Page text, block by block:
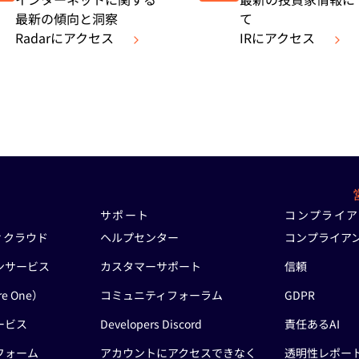
最新の傾向と洞察
Radarにアクセス
て
IRにアクセス
ラウド
サービス
One）
ビス
ォーム
サポート
ヘルプセンター
カスタマーサポート
コミュニティフォーラム
Developers Discord
アカウントにアクセスできなく
コンプライ
コンプライア
信頼
GDPR
責任あるAI
透明性レポー